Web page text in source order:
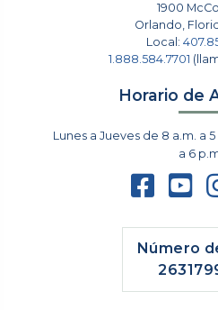
1900
Orlando,
Local:
1.888.584.7701
Horario de
Lunes a Jueves de 8 a.m. a
a 6
Número